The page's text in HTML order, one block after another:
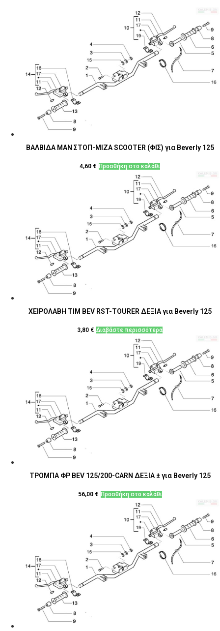
ΒΑΛΒΙΔΑ ΜΑΝ ΣΤΟΠ-ΜΙΖΑ SCOOTER (ΦΙΣ) για Beverly 125
4,60 € Προσθήκη στο καλάθι
ΧΕΙΡΟΛΑΒΗ ΤΙΜ BEV RST-TOURER ΔΕΞΙΑ για Beverly 125
3,80 € Διαβάστε περισσότερα
ΤΡΟΜΠΑ ΦΡ BEV 125/200-CARN ΔΕΞΙΑ ± για Beverly 125
56,00 € Προσθήκη στο καλάθι